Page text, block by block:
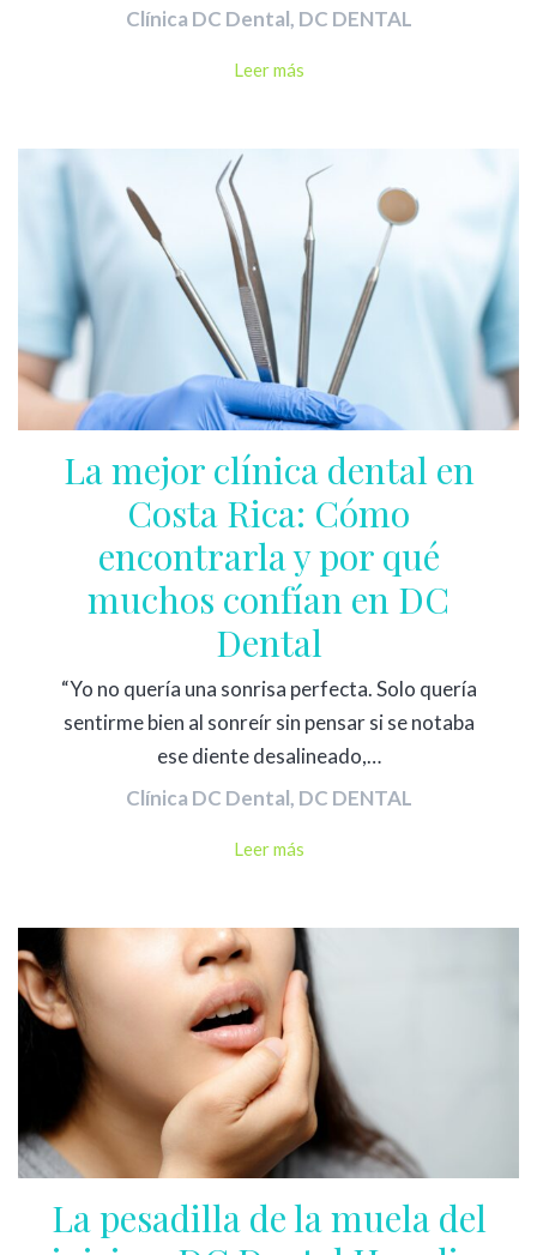
Clínica DC Dental, DC DENTAL
Leer más
La mejor clínica dental en
Costa Rica: Cómo
encontrarla y por qué
muchos confían en DC
Dental
“Yo no quería una sonrisa perfecta. Solo quería
sentirme bien al sonreír sin pensar si se notaba
ese diente desalineado,…
Clínica DC Dental, DC DENTAL
Leer más
La pesadilla de la muela del